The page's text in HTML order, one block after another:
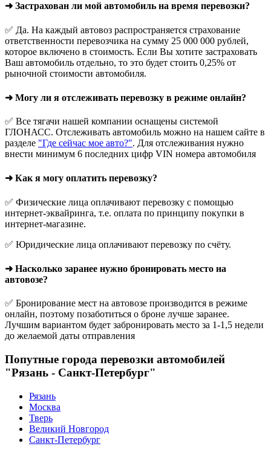
➜ Застрахован ли мой автомобиль на время перевозки?
✅ Да. На каждый автовоз распространяется страхование
ответственности перевозчика на сумму 25 000 000 рублей,
которое включено в стоимость. Если Вы хотите застраховать
Ваш автомобиль отдельно, то это будет стоить 0,25% от
рыночной стоимости автомобиля.
➜ Могу ли я отслеживать перевозку в режиме онлайн?
✅ Все тягачи нашей компании оснащены системой
ГЛОНАСС. Отслеживать автомобиль можно на нашем сайте в
разделе "Где сейчас мое авто?". Для отслеживания нужно
внести минимум 6 последних цифр VIN номера автомобиля
➜ Как я могу оплатить перевозку?
✅ Физические лица оплачивают перевозку с помощью
интернет-эквайринга, т.е. оплата по принципу покупки в
интернет-магазине.
✅ Юридические лица оплачивают перевозку по счёту.
➜ Насколько заранее нужно бронировать место на
автовозе?
✅ Бронирование мест на автовозе производится в режиме
онлайн, поэтому позаботиться о броне лучше заранее.
Лучшим вариантом будет забронировать место за 1-1,5 недели
до желаемой даты отправления
Попутные города перевозки автомобилей
"Рязань - Санкт-Петербург"
Рязань
Москва
Тверь
Великий Новгород
Санкт-Петербург